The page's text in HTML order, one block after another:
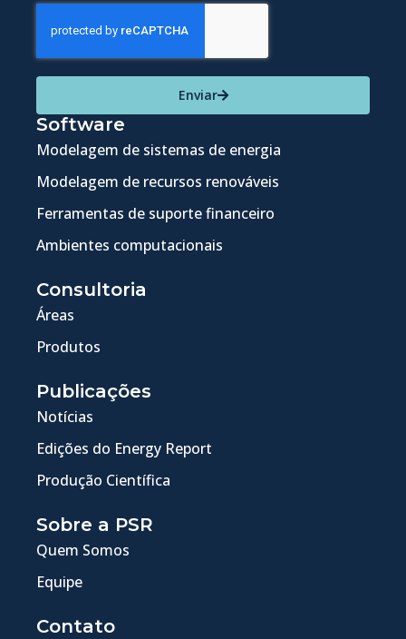
Enviar
Software
Modelagem de sistemas de energia
Modelagem de recursos renováveis
Ferramentas de suporte financeiro
Ambientes computacionais
Consultoria
Áreas
Produtos
Publicações
Notícias
Edições do Energy Report
Produção Científica
Sobre a PSR
Quem Somos
Equipe
Contato